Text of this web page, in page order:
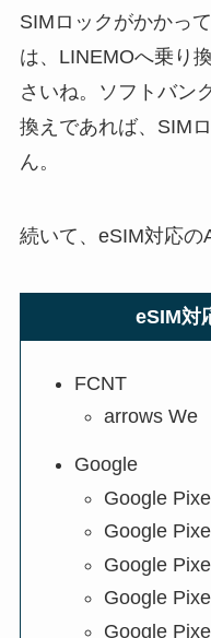
SIMロックがかかっ
は、LINEMOへ乗り
さいね。ソフトバン
換えであれば、SIM
ん。
続いて、eSIM対応の
eSIM対
FCNT
arrows We
Google
Google
Google
Google
Google
Google